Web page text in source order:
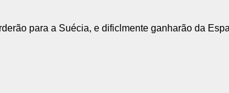
para a Suécia, e dificlmente ganharão da